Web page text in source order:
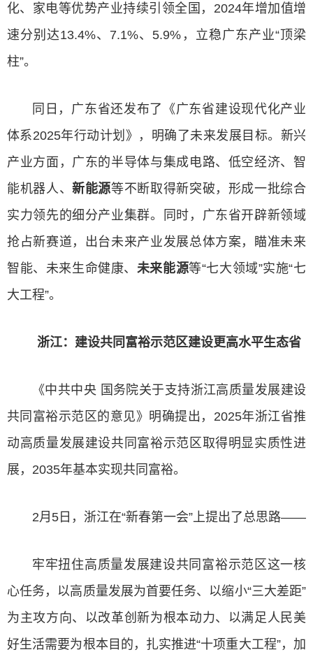
化、家电等优势产业持续引领全国，2024年增加值增
速分别达13.4%、7.1%、5.9%，立稳广东产业“顶梁
柱”。
同日，广东省还发布了《广东省建设现代化产业
体系2025年行动计划》，明确了未来发展目标。新兴
产业方面，广东的半导体与集成电路、低空经济、智
能机器人、新能源等不断取得新突破，形成一批综合
实力领先的细分产业集群。同时，广东省开辟新领域
抢占新赛道，出台未来产业发展总体方案，瞄准未来
智能、未来生命健康、 未来能源等“七大领域”实施“七
大工程”。
浙江：建设共同富裕示范区建设更高水平生态省
《中共中央 国务院关于支持浙江高质量发展建设
共同富裕示范区的意见》明确提出，2025年浙江省推
动高质量发展建设共同富裕示范区取得明显实质性进
展，2035年基本实现共同富裕。
2月5日，浙江在“新春第一会”上提出了总思路——
牢牢扭住高质量发展建设共同富裕示范区这一核
心任务，以高质量发展为首要任务、以缩小“三大差距”
为主攻方向、以改革创新为根本动力、以满足人民美
好生活需要为根本目的，扎实推进“十项重大工程”，加